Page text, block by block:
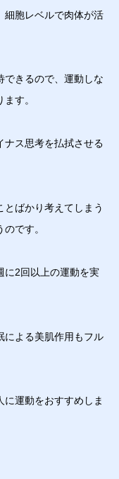
細胞レベルで肉体が活
できるので、運動しな
す。
ナス思考を払拭させる
ばかり考えてしまう
です。
に2回以上の運動を実
による美肌作用もフル
運動をおすすめしま